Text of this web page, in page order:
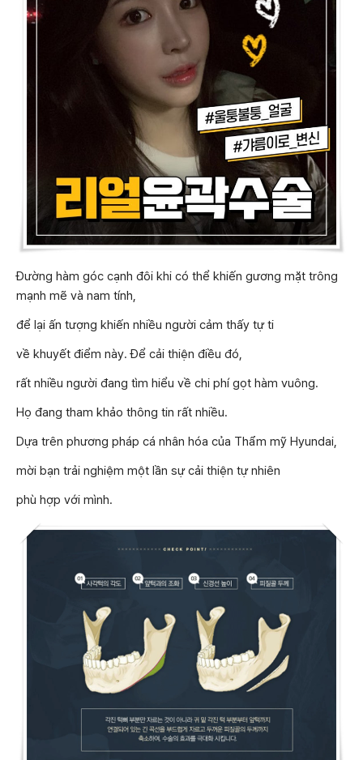
Đường hàm góc cạnh đôi khi có thể khiến gương mặt trông
mạnh mẽ và nam tính,
để lại ấn tượng khiến nhiều người cảm thấy tự ti
về khuyết điểm này. Để cải thiện điều đó,
rất nhiều người đang tìm hiểu về chi phí gọt hàm vuông.
Họ đang tham khảo thông tin rất nhiều.
Dựa trên phương pháp cá nhân hóa của Thẩm mỹ Hyundai,
mời bạn trải nghiệm một lần sự cải thiện tự nhiên
phù hợp với mình.